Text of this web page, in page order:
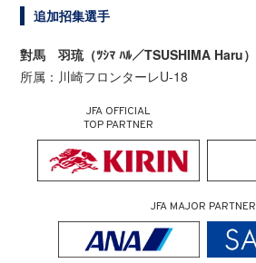
追加招集選手
對馬 羽琉（ﾂｼﾏ ﾊﾙ／TSUSHIMA Haru）
所属：川崎フロンターレU-18
JFA OFFICIAL
TOP PARTNER
JFA MAJOR PARTNER